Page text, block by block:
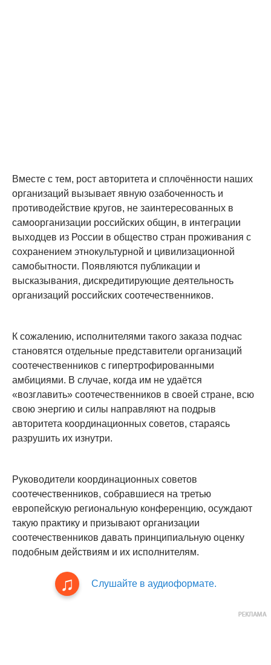
Вместе с тем, рост авторитета и сплочённости наших
организаций вызывает явную озабоченность и
противодействие кругов, не заинтересованных в
самоорганизации российских общин, в интеграции
выходцев из России в общество стран проживания с
сохранением этнокультурной и цивилизационной
самобытности. Появляются публикации и
высказывания, дискредитирующие деятельность
организаций российских соотечественников.
К сожалению, исполнителями такого заказа подчас
становятся отдельные представители организаций
соотечественников с гипертрофированными
амбициями. В случае, когда им не удаётся
«возглавить» соотечественников в своей стране, всю
свою энергию и силы направляют на подрыв
авторитета координационных советов, стараясь
разрушить их изнутри.
Руководители координационных советов
соотечественников, собравшиеся на третью
европейскую региональную конференцию, осуждают
такую практику и призывают организации
соотечественников давать принципиальную оценку
подобным действиям и их исполнителям.
Слушайте в аудиоформате.